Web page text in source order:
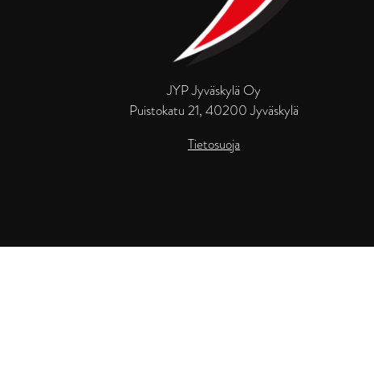
JYP Jyväskylä Oy
Puistokatu 21, 40200 Jyväskylä
Tietosuoja